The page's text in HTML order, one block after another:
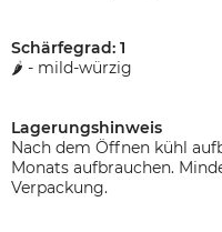
Schärfegrad: 1
🌶️ - mild-würzig
Lagerungshinweis
Nach dem Öffnen kühl
Monats aufbrauchen.
Verpackung.